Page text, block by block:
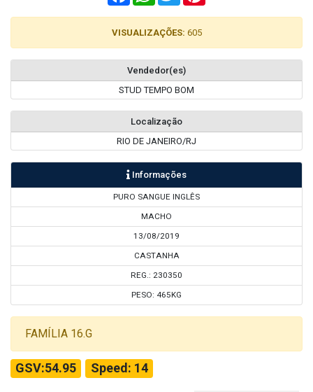
VISUALIZAÇÕES: 605
Vendedor(es)
STUD TEMPO BOM
Localização
RIO DE JANEIRO/RJ
Informações
PURO SANGUE INGLÊS
MACHO
13/08/2019
CASTANHA
REG.: 230350
PESO: 465KG
FAMÍLIA 16.G
GSV:54.95 Speed: 14